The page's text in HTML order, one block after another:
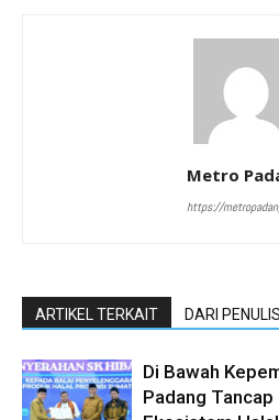
Metro
https://
ARTIKEL TERKAIT DARI PENULIS
Di Bawah
Padang Tancap